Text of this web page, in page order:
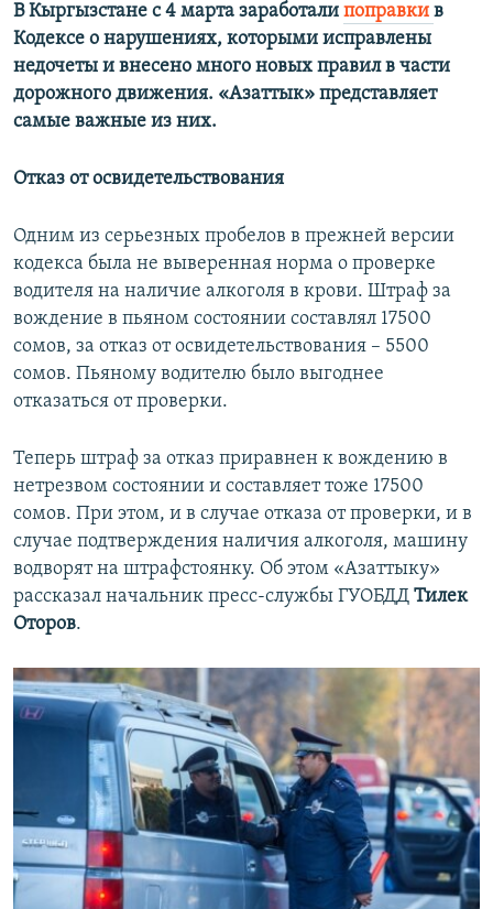
В Кыргызстане с 4 марта заработали поправки в
Кодексе о нарушениях, которыми исправлены
недочеты и внесено много новых правил в части
дорожного движения. «Азаттык» представляет
самые важные из них.
Отказ от освидетельствования
Одним из серьезных пробелов в прежней версии
кодекса была не выверенная норма о проверке
водителя на наличие алкоголя в крови. Штраф за
вождение в пьяном состоянии составлял 17500
сомов, за отказ от освидетельствования – 5500
сомов. Пьяному водителю было выгоднее
отказаться от проверки.
Теперь штраф за отказ приравнен к вождению в
нетрезвом состоянии и составляет тоже 17500
сомов. При этом, и в случае отказа от проверки, и в
случае подтверждения наличия алкоголя, машину
водворят на штрафстоянку. Об этом «Азаттыку»
рассказал начальник пресс-службы ГУОБДД Тилек
Оторов.